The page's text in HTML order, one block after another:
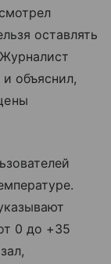
оставлять
объяснил,
0 до +35